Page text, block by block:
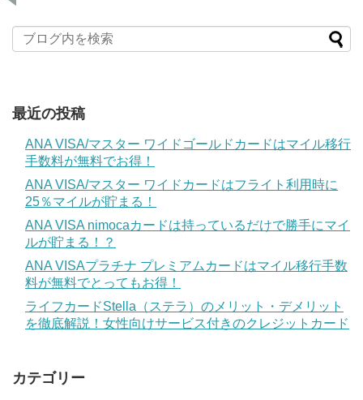
最近の投稿
ANA VISA/マスター ワイドゴールドカードはマイル移行
手数料が無料でお得！
ANA VISA/マスター ワイドカードはフライト利用時に
25％マイルが貯まる！
ANA VISA nimocaカードは持っているだけで勝手にマイ
ルが貯まる！？
ANA VISAプラチナ プレミアムカードはマイル移行手数
料が無料でとってもお得！
ライフカードStella（ステラ）のメリット・デメリット
を徹底解説！女性向けサービス付きのクレジットカード
カテゴリー